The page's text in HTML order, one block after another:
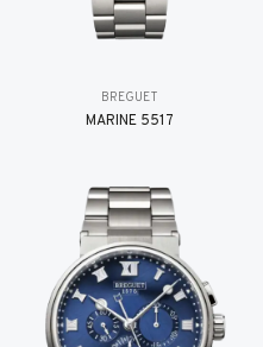
BREGUET
MARINE 5517